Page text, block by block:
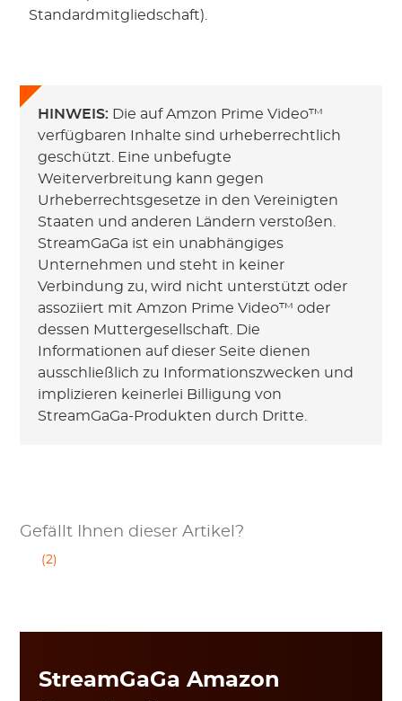
Standardmitgliedschaft).
HINWEIS: Die auf Amzon Prime Video™
verfügbaren Inhalte sind urheberrechtlich
geschützt. Eine unbefugte
Weiterverbreitung kann gegen
Urheberrechtsgesetze in den Vereinigten
Staaten und anderen Ländern verstoßen.
StreamGaGa ist ein unabhängiges
Unternehmen und steht in keiner
Verbindung zu, wird nicht unterstützt oder
assoziiert mit Amzon Prime Video™ oder
dessen Muttergesellschaft. Die
Informationen auf dieser Seite dienen
ausschließlich zu Informationszwecken und
implizieren keinerlei Billigung von
StreamGaGa-Produkten durch Dritte.
Gefällt Ihnen dieser Artikel?
(2)
StreamGaGa Amazon